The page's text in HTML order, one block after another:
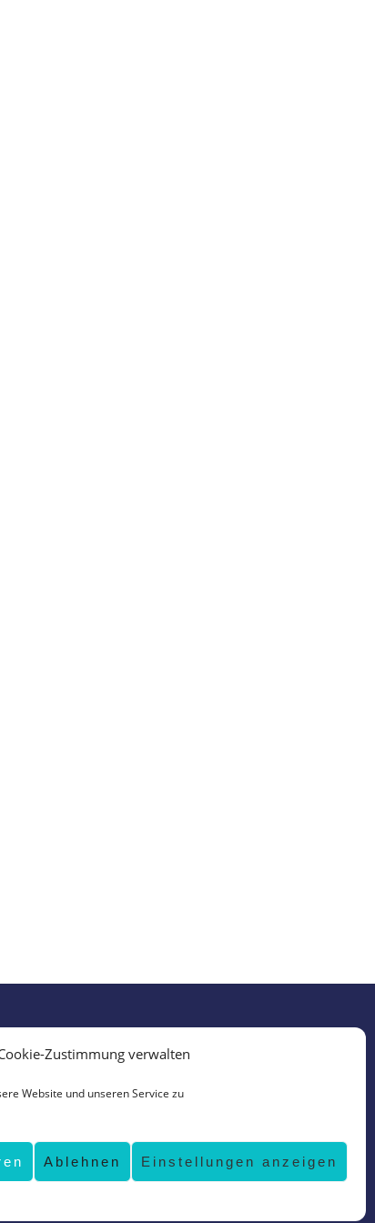
Zustimmung verwalten
Website und unseren Service zu
Ablehnen Einstellungen anzeigen